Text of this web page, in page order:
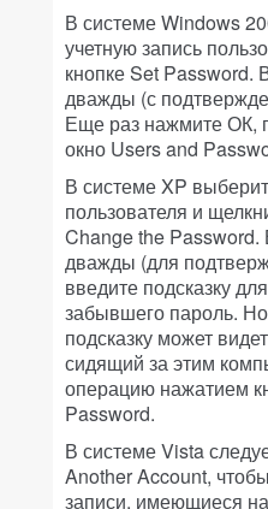
В системе Windows
учетную запись
кнопке Set Password.
дважды (с
Еще раз нажмите ОК,
окно Users and
В системе XP
пользователя и
Change the
дважды (для
введите подсказку
забывшего пароль.
подсказку может
сидящий за этим
операцию нажатием
Password.
В системе Vista
Another Account,
записи, имеющиеся